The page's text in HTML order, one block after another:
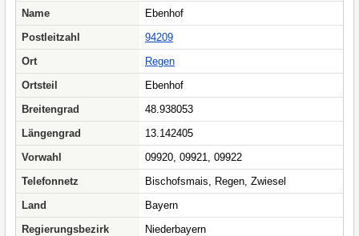
Name
Ebenhof
Postleitzahl
94209
Ort
Regen
Ortsteil
Ebenhof
Breitengrad
48.938053
Längengrad
13.142405
Vorwahl
09920, 09921, 09922
Telefonnetz
Bischofsmais, Regen, Zwiesel
Land
Bayern
Regierungsbezirk
Niederbayern